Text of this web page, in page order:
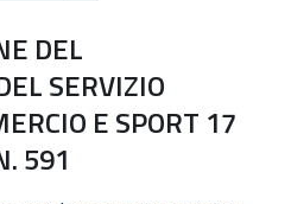
DEL
SERVIZIO
E SPORT 17
591